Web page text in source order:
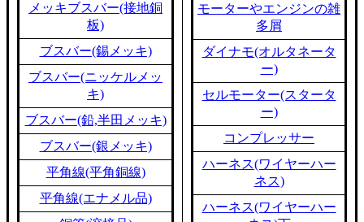
メッキブスバー(接地銅
板)
ブスバー(錫メッキ)
ブスバー(ニッケルメッ
キ)
ブスバー(鉛,半田メッキ)
ブスバー(銀メッキ)
平角線(平角銅線)
平角線(エナメル品)
モーターやエンジンの雑
多屑
ダイナモ(オルタネータ
ー)
セルモーター(スタータ
ー)
コンプレッサー
ハーネス(ワイヤーハー
ネス)
ハーネス(ワイヤーハー